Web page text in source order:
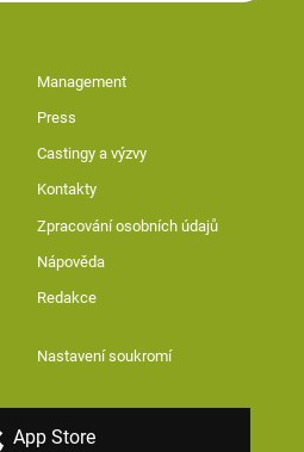
Management
Press
Castingy a výzvy
Kontakty
Zpracování osobních údajů
Nápověda
Redakce
Nastavení soukromí
App Store